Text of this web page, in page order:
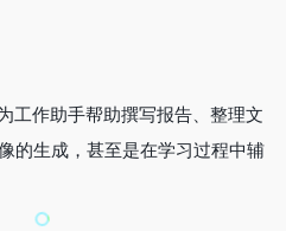
工作助手帮助撰写报告、整理文
的生成，甚至是在学习过程中辅